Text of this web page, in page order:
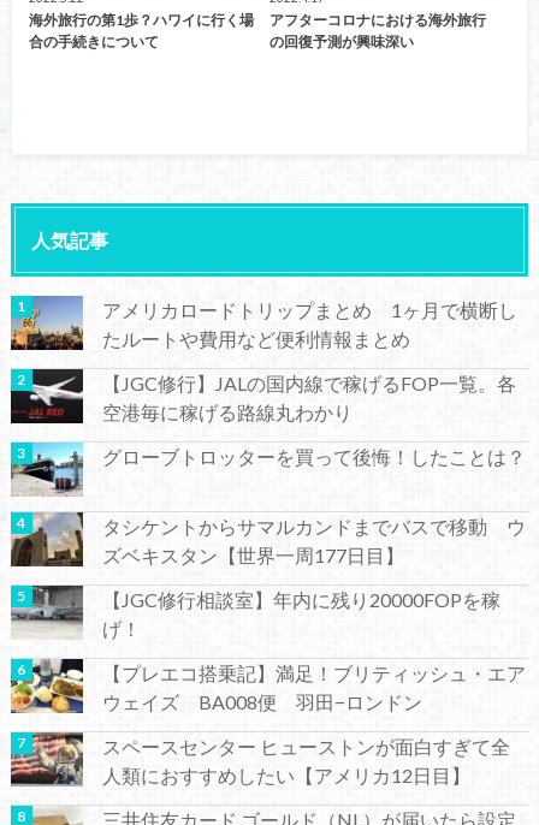
海外旅行の第1歩？ハワイに行く場
合の手続きについて
アフターコロナにおける海外旅行
の回復予測が興味深い
人気記事
アメリカロードトリップまとめ 1ヶ月で横断し
たルートや費用など便利情報まとめ
【JGC修行】JALの国内線で稼げるFOP一覧。各
空港毎に稼げる路線丸わかり
グローブトロッターを買って後悔！したことは？
タシケントからサマルカンドまでバスで移動 ウ
ズベキスタン【世界一周177日目】
【JGC修行相談室】年内に残り20000FOPを稼
げ！
【プレエコ搭乗記】満足！ブリティッシュ・エア
ウェイズ BA008便 羽田−ロンドン
スペースセンター ヒューストンが面白すぎて全
人類におすすめしたい【アメリカ12日目】
三井住友カード ゴールド（NL）が届いたら設定